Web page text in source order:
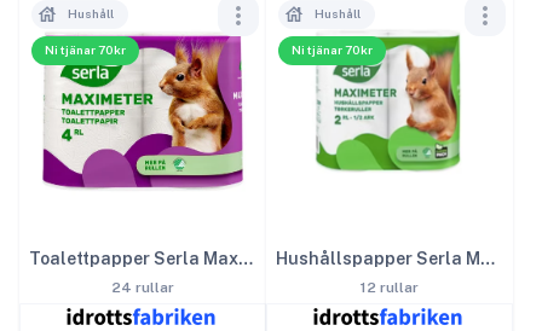
Ni tjänar 70kr
Hushåll
Toalettpapper Serla Maximeter
24 rullar
Ni tjänar 70kr
Hushåll
Hushållspapper Serla Maximeter
12 rullar